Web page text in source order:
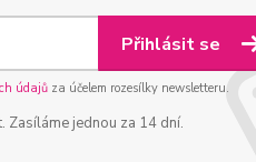
Přihlásit se
údajůza účelem rozesílky newsletteru.
Zasíláme jednou za 14 dní.